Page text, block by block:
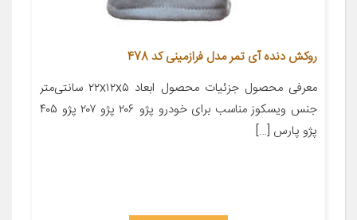
روکش دنده آی تمر مدل فرازمینی کد 478
معرفی محصول جزئیات محصول ابعاد ۲۲x۱۲x۵ سانتی‌متر
جنس ویسکوز مناسب برای خودرو پژو ۲۰۶ پژو ۲۰۷ پژو ۴۰۵
پژو پارس […]